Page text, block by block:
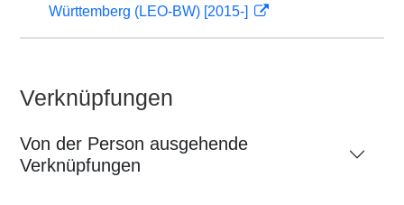
Württemberg (LEO-BW) [2015-]
Verknüpfungen
Von der Person ausgehende
Verknüpfungen